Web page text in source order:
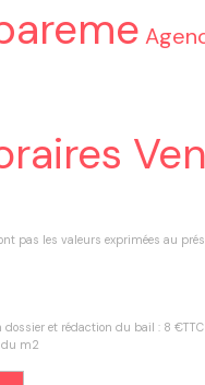
pas les valeurs exprimées au
et rédaction du bail : 8
du m2